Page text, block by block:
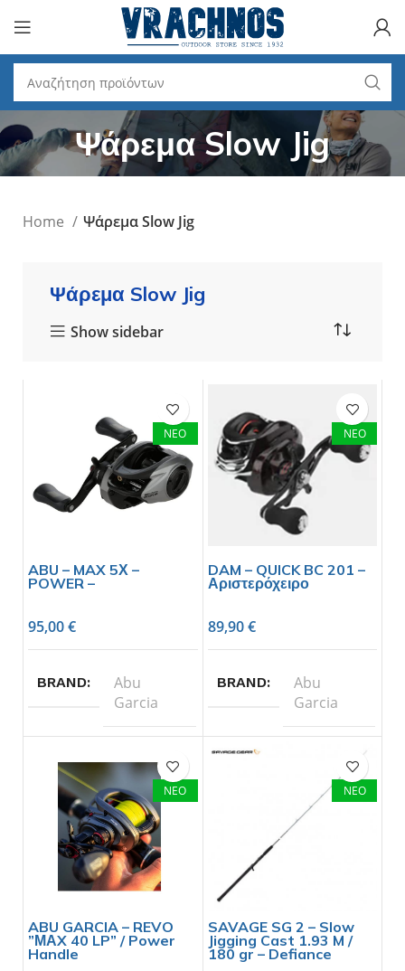
Ψάρεμα Slow Jig
Home Ψάρεμα Slow Jig
Ψάρεμα Slow Jig
Show sidebar
ΝΕΟ
ABU – MAX 5Χ –
POWER –
95,00€
BRAND
Abu
Garcia
ΝΕΟ
DAM – QUICK BC 201 –
Αριστερόχειρο
89,90€
BRAND
Abu
Garcia
ΝΕΟ
ABU GARCIA – REVO
”ΜΑX 40 LP” / Power
Handle
ΝΕΟ
SAVAGE SG 2 – Slow
Jigging Cast 1.93 M /
180 gr – Defiance